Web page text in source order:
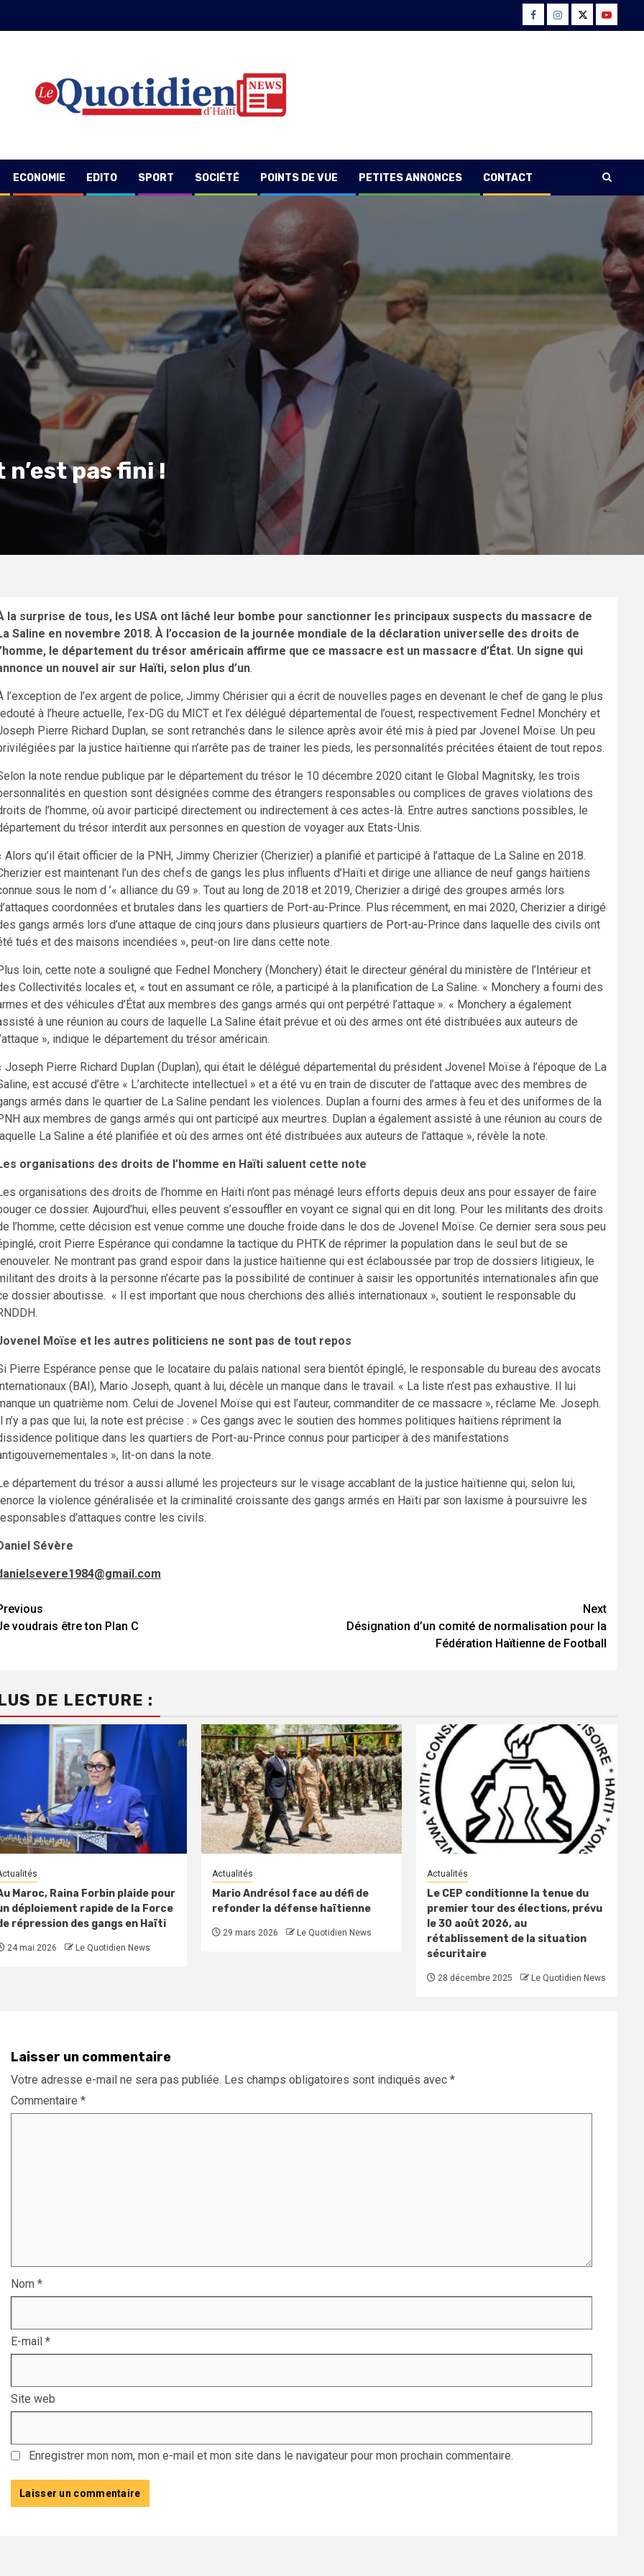
Facebook
Instagram
TwitterYoutube
ECONOMIE EDITO SPORT SOCIÉTÉ POINTS DE VUE PETITES ANNONCES CONTACT
pas fini !
la surprise de tous, les USA ont lâché leur bombe pour sanctionner les principaux suspects du massacre de
Saline en novembre 2018. À l’occasion de la journée mondiale de la déclaration universelle des droits de
le département du trésor américain affirme que ce massacre est un massacre d’État. Un signe qui
un nouvel air sur Haïti, selon plus d’un.
l’exception de l’ex argent de police, Jimmy Chérisier qui a écrit de nouvelles pages en devenant le chef de gang le plus
à l’heure actuelle, l’ex-DG du MICT et l’ex délégué départemental de l’ouest, respectivement Fednel Monchéry et
Pierre Richard Duplan, se sont retranchés dans le silence après avoir été mis à pied par Jovenel Moïse. Un peu
par la justice haïtienne qui n’arrête pas de trainer les pieds, les personnalités précitées étaient de tout repos.
la note rendue publique par le département du trésor le 10 décembre 2020 citant le Global Magnitsky, les trois
en question sont désignées comme des étrangers responsables ou complices de graves violations des
de l’homme, où avoir participé directement ou indirectement à ces actes-là. Entre autres sanctions possibles, le
du trésor interdit aux personnes en question de voyager aux Etats-Unis.
Alors qu’il était officier de la PNH, Jimmy Cherizier (Cherizier) a planifié et participé à l’attaque de La Saline en 2018.
est maintenant l’un des chefs de gangs les plus influents d’Haïti et dirige une alliance de neuf gangs haïtiens
sous le nom d ’« alliance du G9 ». Tout au long de 2018 et 2019, Cherizier a dirigé des groupes armés lors
coordonnées et brutales dans les quartiers de Port-au-Prince. Plus récemment, en mai 2020, Cherizier a dirigé
gangs armés lors d’une attaque de cinq jours dans plusieurs quartiers de Port-au-Prince dans laquelle des civils ont
tués et des maisons incendiées », peut-on lire dans cette note.
loin, cette note a souligné que Fednel Monchery (Monchery) était le directeur général du ministère de l’Intérieur et
Collectivités locales et, « tout en assumant ce rôle, a participé à la planification de La Saline. « Monchery a fourni des
et des véhicules d’État aux membres des gangs armés qui ont perpétré l’attaque ». « Monchery a également
à une réunion au cours de laquelle La Saline était prévue et où des armes ont été distribuées aux auteurs de
», indique le département du trésor américain.
Joseph Pierre Richard Duplan (Duplan), qui était le délégué départemental du président Jovenel Moïse à l’époque de La
est accusé d’être « L’architecte intellectuel » et a été vu en train de discuter de l’attaque avec des membres de
armés dans le quartier de La Saline pendant les violences. Duplan a fourni des armes à feu et des uniformes de la
aux membres de gangs armés qui ont participé aux meurtres. Duplan a également assisté à une réunion au cours de
La Saline a été planifiée et où des armes ont été distribuées aux auteurs de l’attaque », révèle la note.
organisations des droits de l’homme en Haïti saluent cette note
organisations des droits de l’homme en Haïti n’ont pas ménagé leurs efforts depuis deux ans pour essayer de faire
ce dossier. Aujourd’hui, elles peuvent s’essouffler en voyant ce signal qui en dit long. Pour les militants des droits
l’homme, cette décision est venue comme une douche froide dans le dos de Jovenel Moïse. Ce dernier sera sous peu
croit Pierre Espérance qui condamne la tactique du PHTK de réprimer la population dans le seul but de se
Ne montrant pas grand espoir dans la justice haïtienne qui est éclaboussée par trop de dossiers litigieux, le
des droits à la personne n’écarte pas la possibilité de continuer à saisir les opportunités internationales afin que
dossier aboutisse. « Il est important que nous cherchions des alliés internationaux », soutient le responsable du
Moïse et les autres politiciens ne sont pas de tout repos
Pierre Espérance pense que le locataire du palais national sera bientôt épinglé, le responsable du bureau des avocats
(BAI), Mario Joseph, quant à lui, décèle un manque dans le travail. « La liste n’est pas exhaustive. Il lui
un quatrième nom. Celui de Jovenel Moïse qui est l’auteur, commanditer de ce massacre », réclame Me. Joseph.
n’y a pas que lui, la note est précise : » Ces gangs avec le soutien des hommes politiques haïtiens répriment la
politique dans les quartiers de Port-au-Prince connus pour participer à des manifestations
», lit-on dans la note.
département du trésor a aussi allumé les projecteurs sur le visage accablant de la justice haïtienne qui, selon lui,
la violence généralisée et la criminalité croissante des gangs armés en Haïti par son laxisme à poursuivre les
d’attaques contre les civils.
Sévère
voudrais être ton Plan C
Next
Désignation d’un comité de normalisation pour la
Fédération Haïtienne de Football
DE LECTURE :
Maroc, Raina Forbin plaide pour
déploiement rapide de la Force
répression des gangs en Haïti
24 mai 2026 Le Quotidien News
Actualités
Mario Andrésol face au défi de
refonder la défense haïtienne
29 mars 2026 Le Quotidien News
Actualités
Le CEP conditionne la tenue du
premier tour des élections, prévu
le 30 août 2026, au
rétablissement de la situation
sécuritaire
28 décembre 2025 Le Quotidien News
Laisser un commentaire
Votre adresse e-mail ne sera pas publiée. Les champs obligatoires sont indiqués avec *
Commentaire *
Nom *
E-mail *
Site web
Enregistrer mon nom, mon e-mail et mon site dans le navigateur pour mon prochain commentaire.